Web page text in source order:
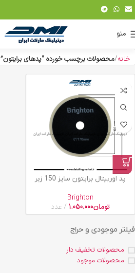
منو
فیلتر موجودی و حراج
محصولات تخفیف دار
محصولات موجود
خانه محصولات برچسب خورده “پدهای برایتون”
پد اوربیتال برایتون سایز 150 زبر
Brighton
تومان1.050.000 عدد